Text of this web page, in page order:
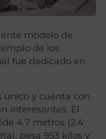
modelo de
de los
fue dedicado en
único y cuenta con
interesantes. El
4.7 metros (2.4
pesa 953 kilos y